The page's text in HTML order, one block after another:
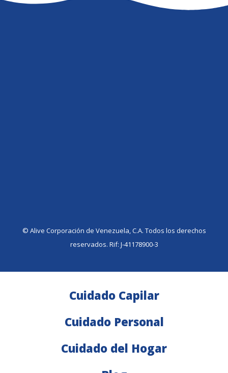
©️ Alive Corporación de Venezuela, C.A. Todos los derechos
reservados. Rif: J-41178900-3
Cuidado Capilar
Cuidado Personal
Cuidado del Hogar